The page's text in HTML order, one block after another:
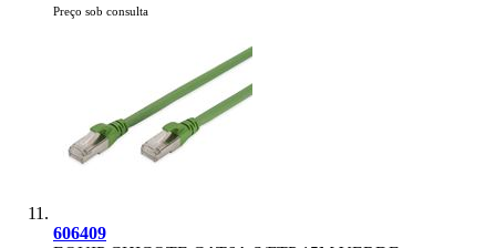
Preço sob consulta
606409